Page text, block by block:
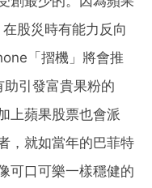
股災時有能力反向
「摺機」將會推
引發富貴果粉的
上蘋果股票也會派
，就如當年的巴菲特
可口可樂一樣穩健的